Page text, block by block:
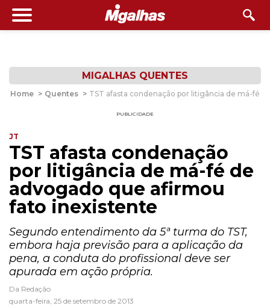
MIGALHAS QUENTES
Home > Quentes > TST afasta condenação por litigância de má-fé
PUBLICIDADE
JT
TST afasta condenação
por litigância de má-fé de
advogado que afirmou
fato inexistente
Segundo entendimento da 5ª turma do TST,
embora haja previsão para a aplicação da
pena, a conduta do profissional deve ser
apurada em ação própria.
Da Redação
quarta-feira, 25 de setembro de 2013